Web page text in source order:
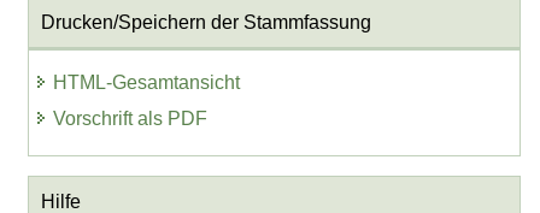
Drucken/Speichern der Stammfassung
HTML-Gesamtansicht
Vorschrift als PDF
Hilfe